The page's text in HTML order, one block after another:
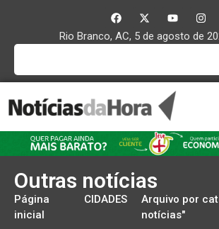
Rio Branco, AC, 5 de agosto de
Outras notícias
Página
inicial
CIDADES
Arquivo por
notícias"